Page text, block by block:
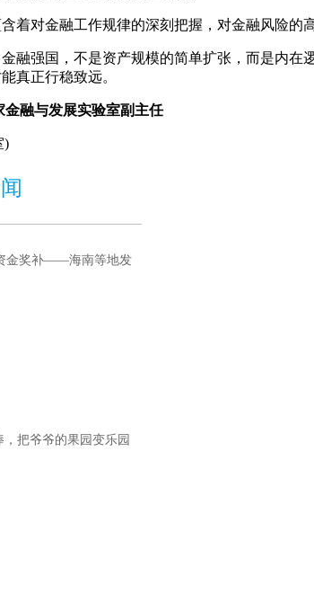
对金融工作规律的深刻把握，对金融风险的
强国，不是资产规模的简单扩张，而是内在
真正行稳致远。
金融与发展实验室副主任
)